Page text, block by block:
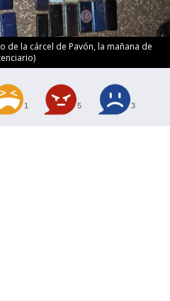
la cárcel de Pavón, la mañana de
1 5 3